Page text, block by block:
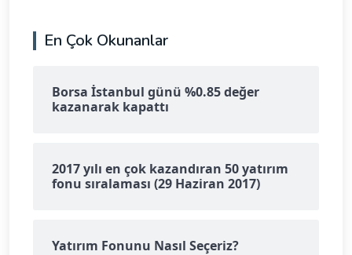
En Çok Okunanlar
Borsa İstanbul günü %0.85 değer
kazanarak kapattı
2017 yılı en çok kazandıran 50 yatırım
fonu sıralaması (29 Haziran 2017)
Yatırım Fonunu Nasıl Seçeriz?